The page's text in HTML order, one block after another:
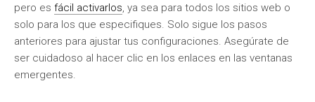
pero es fácil activarlos, ya sea para todos los sitios web o
solo para los que especifiques. Solo sigue los pasos
anteriores para ajustar tus configuraciones. Asegúrate de
ser cuidadoso al hacer clic en los enlaces en las ventanas
emergentes.